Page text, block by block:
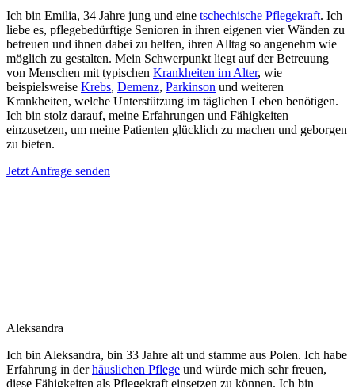
Ich bin Emilia, 34 Jahre jung und eine tschechische Pflegekraft. Ich
liebe es, pflegebedürftige Senioren in ihren eigenen vier Wänden zu
betreuen und ihnen dabei zu helfen, ihren Alltag so angenehm wie
möglich zu gestalten. Mein Schwerpunkt liegt auf der Betreuung
von Menschen mit typischen Krankheiten im Alter, wie
beispielsweise Krebs, Demenz, Parkinson und weiteren
Krankheiten, welche Unterstützung im täglichen Leben benötigen.
Ich bin stolz darauf, meine Erfahrungen und Fähigkeiten
einzusetzen, um meine Patienten glücklich zu machen und geborgen
zu bieten.
Jetzt Anfrage senden
Aleksandra
Ich bin Aleksandra, bin 33 Jahre alt und stamme aus Polen. Ich habe
Erfahrung in derhäuslichen Pflege und würde mich sehr freuen,
diese Fähigkeiten als Pflegekraft einsetzen zu können. Ich bin